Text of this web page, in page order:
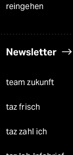
reingehen
Newsletter
team zukunft
taz frisch
taz zahl ich